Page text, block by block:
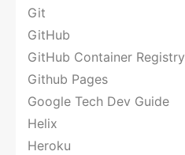
Git
GitHub
GitHub Container Registry
Github Pages
Google Tech Dev Guide
Helix
Heroku